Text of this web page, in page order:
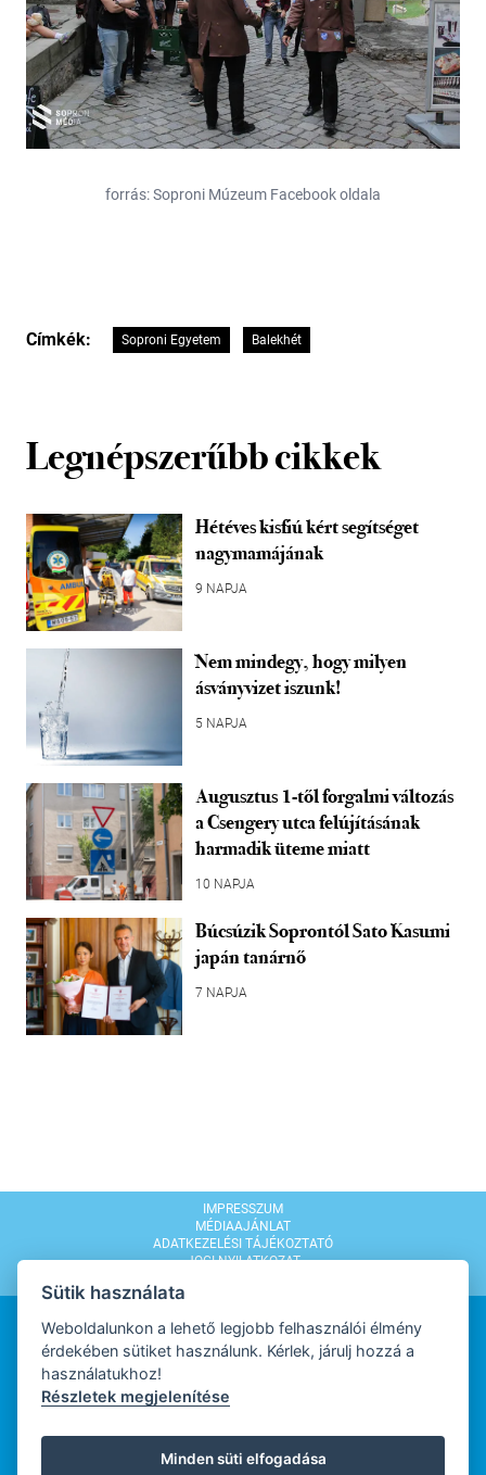
forrás: Soproni Múzeum Facebook oldala
Címkék: Soproni Egyetem Balekhét
Legnépszerűbb cikkek
Hétéves kisfiú kért segítséget
nagymamájának
9 NAPJA
Nem mindegy, hogy milyen
ásványvizet iszunk!
5 NAPJA
Augusztus 1-től forgalmi változás
a Csengery utca felújításának
harmadik üteme miatt
10 NAPJA
Búcsúzik Soprontól Sato Kasumi
japán tanárnő
7 NAPJA
IMPRESSZUM
MÉDIAAJÁNLAT
ADATKEZELÉSI TÁJÉKOZTATÓ
JOGI NYILATKOZAT
WEBDESIGN
Sütik használata
Weboldalunkon a lehető legjobb felhasználói élmény
érdekében sütiket használunk. Kérlek, járulj hozzá a
használatukhoz!
Részletek megjelenítése
Minden süti elfogadása